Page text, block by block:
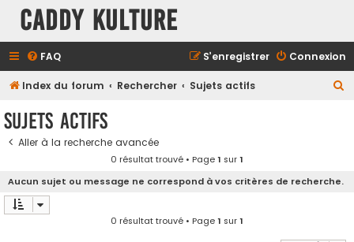
Caddy Kulture
FAQ Connexion
S’enregistrer
Index du forum Rechercher Sujets actifs
Sujets actifs
Aller à la recherche avancée
0 résultat trouvé • Page1 sur1
Aucun sujet ou message ne correspond à vos critères de recherche.
0 résultat trouvé • Page1 sur1